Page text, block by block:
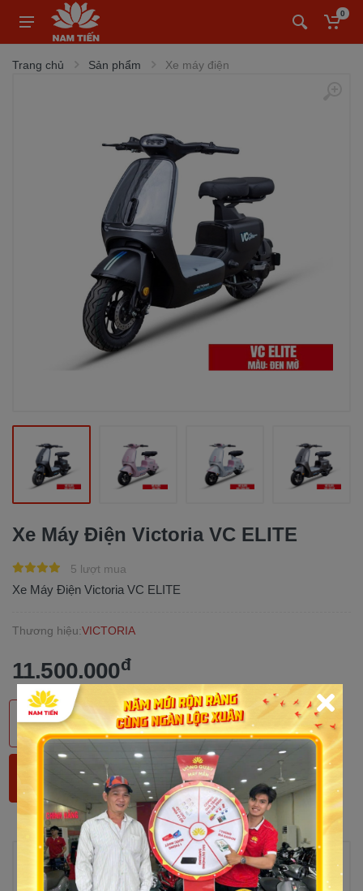
0
Trang chủ Sản phẩm Xe máy điện
Xe Máy Điện Victoria VC ELITE
5 lượt mua
Xe Máy Điện Victoria VC ELITE
Thương hiệu:VICTORIA
11.500.000đ
MUA TRẢ GÓP
Trả linh hoạt theo tháng
Thông tin sản phẩm
Chưa có thông tin!